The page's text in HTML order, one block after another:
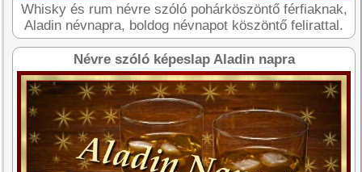
Whisky és rum névre szóló pohárköszöntő férfiaknak,
Aladin névnapra, boldog névnapot köszöntő felirattal.
Névre szóló képeslap Aladin napra